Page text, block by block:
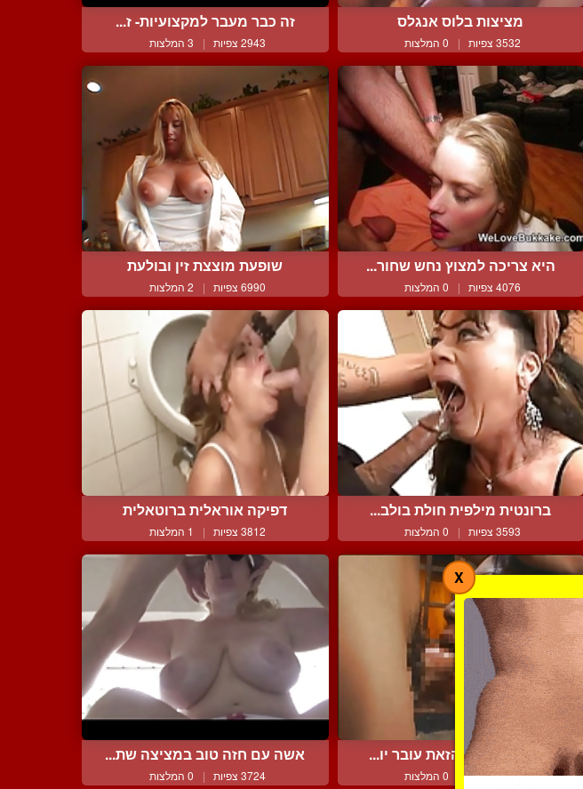
מציצות בלוס אנגלס
3532 צפיות | 0 המלצות
זה כבר מעבר למקצועיות- ז...
2943 צפיות | 3 המלצות
היא צריכה למצוץ נחש שחור...
4076 צפיות | 0 המלצות
שופעת מוצצת זין ובולעת
6990 צפיות | 2 המלצות
ברונטית מילפית חולת בולב...
3593 צפיות | 0 המלצות
דפיקה אוראלית ברוטאלית
3812 צפיות | 1 המלצות
על האסיאתית הזאת עובר יו...
4081 צפיות | 0 המלצות
אשה עם חזה טוב במציצה שת...
3724 צפיות | 0 המלצות
X